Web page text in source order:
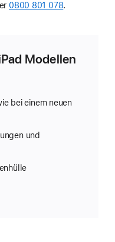
0800 801 078.
Modellen
bei einem neuen
und